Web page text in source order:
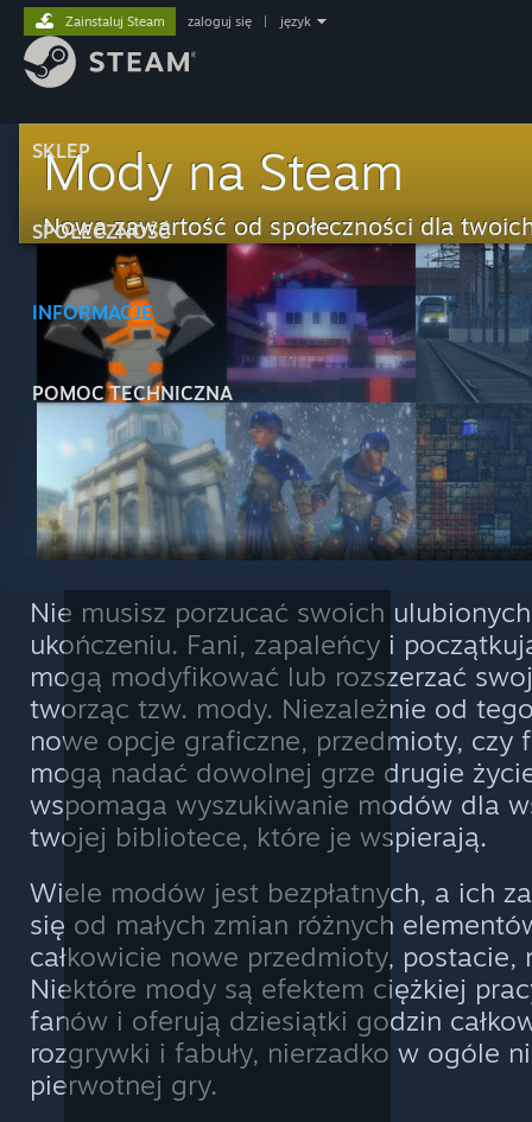
SKLEP
SPOŁECZNOŚĆ
INFORMACJE
POMOC TECHNICZNA
Zainstaluj Steam zaloguj się język
Mody na Steam
Nowa zawartość od społeczności dla
Nie musisz porzucać swoich
ukończeniu. Fani, zapaleńcy i
mogą modyfikować lub rozszerzać
tworząc tzw. mody. Niezależnie od
nowe opcje graficzne, przedmioty, czy
mogą nadać dowolnej grze drugie
wspomaga wyszukiwanie modów dla
twojej bibliotece, które je wspierają.
Wiele modów jest bezpłatnych, a ich
się od małych zmian różnych
całkowicie nowe przedmioty, postacie,
Niektóre mody są efektem ciężkiej
fanów i oferują dziesiątki godzin
rozgrywki i fabuły, nierzadko w ogóle
pierwotnej gry.